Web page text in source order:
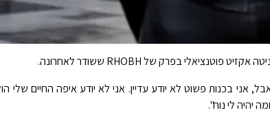
בכנות פשוט לא יודע עדיין. אני לא יודע איפה החיים שלי
יהיה לי נוח".